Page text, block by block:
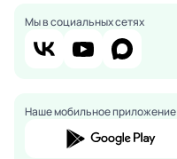
Мы в социальных сетях
Наше мобильное приложение